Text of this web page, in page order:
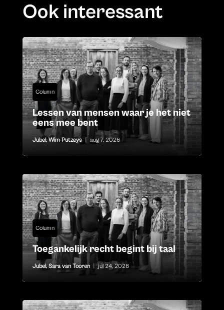
Ook interessant
Column
Lessen van mensen waar je het niet
eens mee bent
Jubel,Wim Putzeys | aug 7, 2026
Column
Toegankelijk recht begint bij taal
Jubel,Sara van Tooren | jul 24, 2026